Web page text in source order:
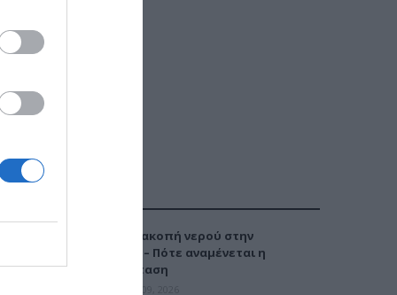
Έκτακτη διακοπή νερού στην
Καλαμαριά – Πότε αναμένεται η
αποκατάσταση